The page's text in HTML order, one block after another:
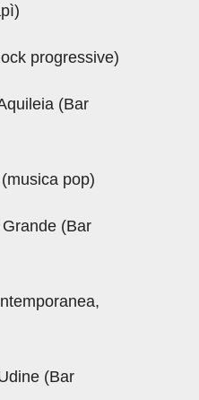
progressive)
(Bar
pop)
(Bar
(Bar